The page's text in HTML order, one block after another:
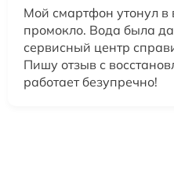
Мой смартфон утонул в
промокло. Вода была
сервисный центр
Пишу отзыв с
работает безупречно!